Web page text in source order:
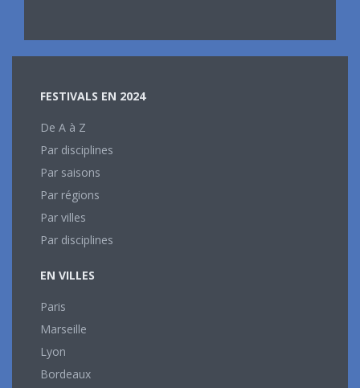
FESTIVALS EN 2024
De A à Z
Par disciplines
Par saisons
Par régions
Par villes
Par disciplines
EN VILLES
Paris
Marseille
Lyon
Bordeaux